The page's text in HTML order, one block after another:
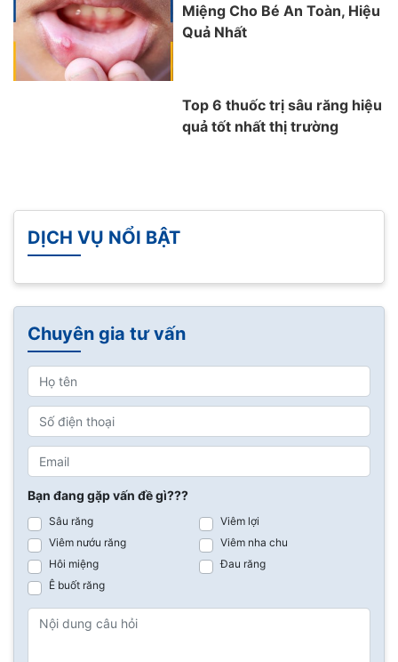
Miệng Cho Bé An Toàn, Hiệu
Quả Nhất
Top 6 thuốc trị sâu răng hiệu
quả tốt nhất thị trường
DỊCH VỤ NỔI BẬT
Chuyên gia tư vấn
Bạn đang gặp vấn đề gì???
Sâu răng
Viêm lợi
Viêm nướu răng
Viêm nha chu
Hôi miệng
Đau răng
Ê buốt răng